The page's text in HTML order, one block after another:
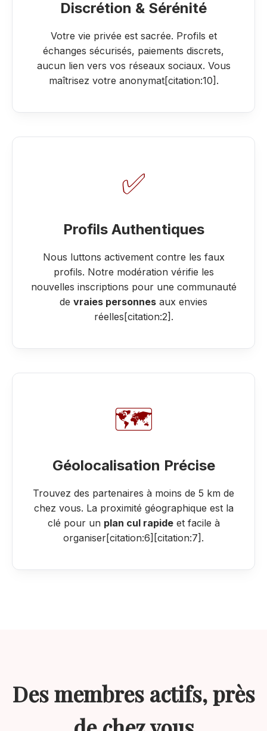
Discrétion & Sérénité
Votre vie privée est sacrée. Profils et
échanges sécurisés, paiements discrets,
aucun lien vers vos réseaux sociaux. Vous
maîtrisez votre anonymat[citation:10].
✅
Profils Authentiques
Nous luttons activement contre les faux
profils. Notre modération vérifie les
nouvelles inscriptions pour une communauté
de vraies personnes aux envies
réelles[citation:2].
🗺️
Géolocalisation Précise
Trouvez des partenaires à moins de 5 km de
chez vous. La proximité géographique est la
clé pour un plan cul rapideet facile à
organiser[citation:6][citation:7].
Des membres actifs, près